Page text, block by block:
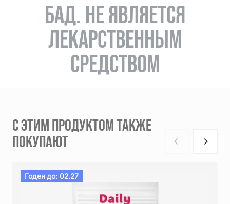
БАД. НЕ ЯВЛЯЕТСЯ
ЛЕКАРСТВЕННЫМ
СРЕДСТВОМ
С ЭТИМ ПРОДУКТОМ ТАКЖЕ
ПОКУПАЮТ
Годен до: 02.27